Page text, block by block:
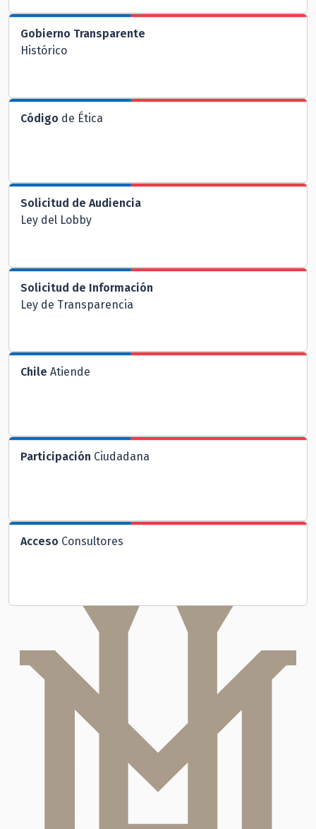
Gobierno Transparente
Histórico
Código de Ética
Solicitud de Audiencia
Ley del Lobby
Solicitud de Información
Ley de Transparencia
Chile Atiende
Participación Ciudadana
Acceso Consultores